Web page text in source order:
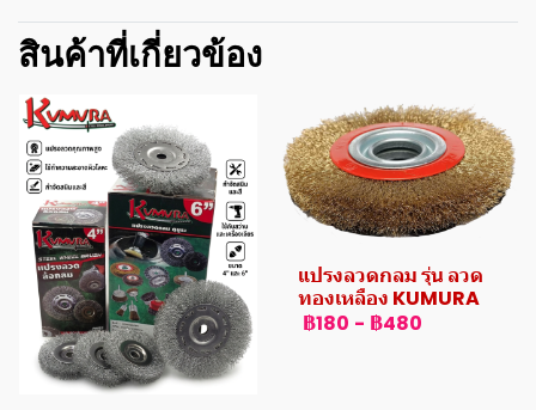
สินค้าที่เกี่ยวข้อง
แปรงลวดกลม รุ่น ลวด
ทองเหลือง KUMURA
฿180 - ฿480